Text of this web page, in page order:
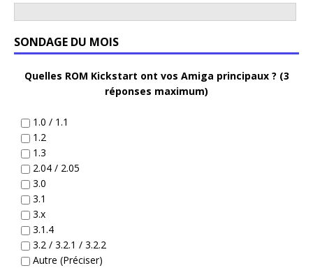
SONDAGE DU MOIS
Quelles ROM Kickstart ont vos Amiga principaux ? (3
réponses maximum)
1.0 / 1.1
1.2
1.3
2.04 / 2.05
3.0
3.1
3.x
3.1.4
3.2 / 3.2.1 / 3.2.2
Autre (Préciser)